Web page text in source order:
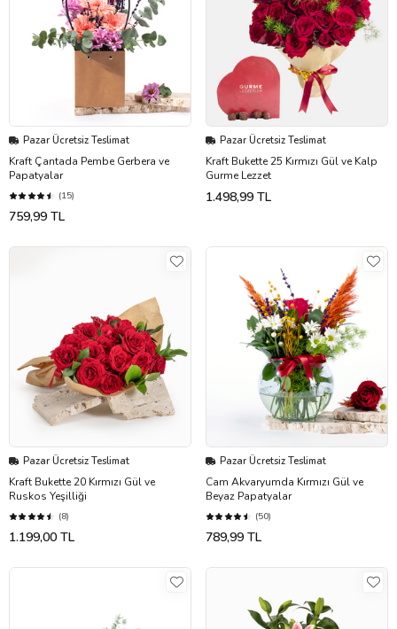
Pazar Ücretsiz Teslimat
Kraft Çantada Pembe Gerbera ve
Papatyalar
(15)
759,99 TL
Pazar Ücretsiz Teslimat
Kraft Bukette 25 Kırmızı Gül ve Kalp
Gurme Lezzet
1.498,99 TL
Pazar Ücretsiz Teslimat
Kraft Bukette 20 Kırmızı Gül ve
Ruskos Yeşilliği
(8)
1.199,00 TL
Pazar Ücretsiz Teslimat
Cam Akvaryumda Kırmızı Gül ve
Beyaz Papatyalar
(50)
789,99 TL